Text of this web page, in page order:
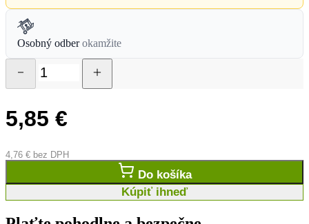
Osobný odber okamžite
5,85 €
4,76 € bez DPH
Do košíka
Kúpiť ihneď